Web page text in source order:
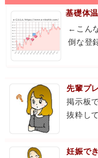
基礎体
←こん
倒な登
先輩プ
掲示板
抜粋し
妊娠で